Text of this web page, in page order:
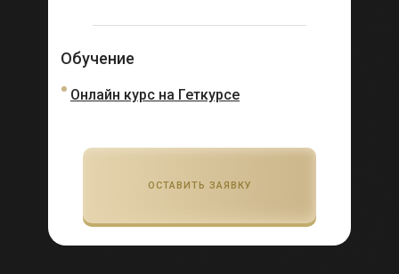
Обучение
ОСТАВИТЬ ЗАЯВКУ
Онлайн курс на Геткурсе